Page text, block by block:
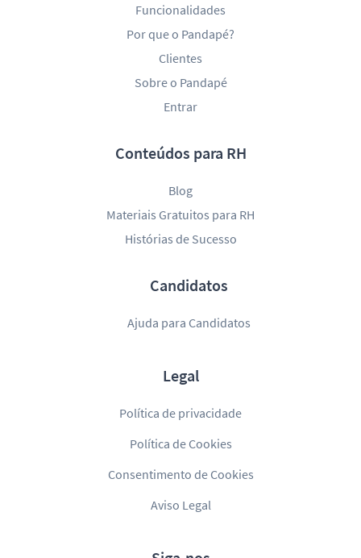
Funcionalidades
Por que o Pandapé?
Clientes
Sobre o Pandapé
Entrar
Conteúdos para RH
Blog
Materiais Gratuitos para RH
Histórias de Sucesso
Candidatos
Ajuda para Candidatos
Legal
Política de privacidade
Política de Cookies
Consentimento de Cookies
Aviso Legal